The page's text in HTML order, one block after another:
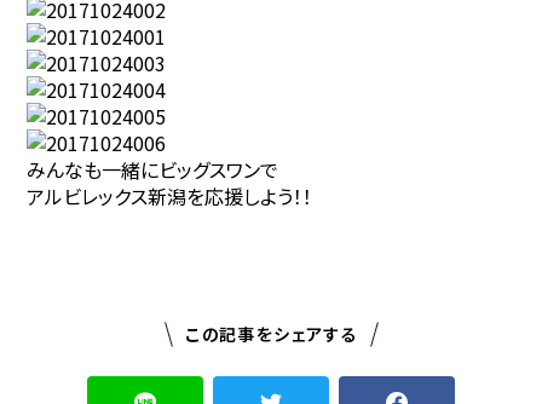
みんなも一緒にビッグスワンで
アルビレックス新潟を応援しよう！！
この記事をシェアする